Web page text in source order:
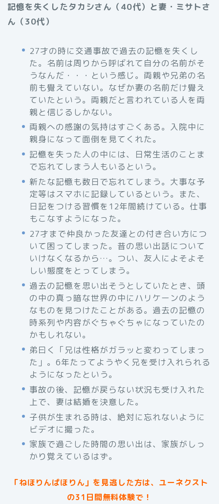
記憶を失くしたタカシさん（40代）と妻・ミサトさ
ん（30代）
27才の時に交通事故で過去の記憶を失くし
た。名前は周りから呼ばれて自分の名前がそ
うなんだ・・・という感じ。両親や兄弟の名
前も覺えていない。なぜか妻の名前だけ覺え
ていたという。両親だと言われている人を両
親と信じるしかない。
両親への感謝の気持はすごくある。入院中に
親身になって面倒を見てくれた。
記憶を失った人の中には、日常生活のことま
で忘れてしまう人もいるという。
新たな記憶も数日で忘れてしまう。大事な予
定等はスマホに記録しているという。また、
日記をつける習慣を12年間続けている。仕事
もこなすようになった。
27才まで仲良かった友達との付き合い方につ
いて困ってしまった。昔の思い出話について
いけなくなるから…。つい、友人によそよそ
しい態度をとってしまう。
過去の記憶を思い出そうとしていたとき、頭
の中の真っ暗な世界の中にハリケーンのよう
なものを見つけたことがある。過去の記憶の
時系列や内容がぐちゃぐちゃになっていたの
かもしれない。
弟曰く「兄は性格がガラッと変わってしまっ
た」。6年たってようやく兄を受け入れられる
ようになったという。
事故の後、記憶が戻らない状況も受け入れた
上で、妻は結婚を決意した。
子供が生まれる時は、絶対に忘れないように
ビデオに撮った。
家族で過ごした時間の思い出は、家族がしっ
かり覚えているはず。
「ねほりんぱほりん」を見逃した方は、ユーネクスト
の31日間無料体験で！